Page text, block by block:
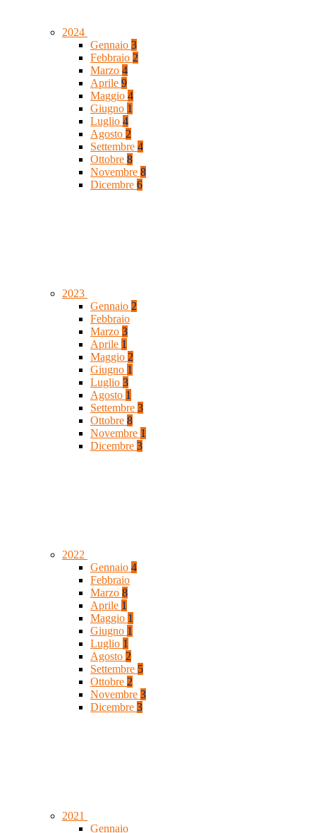
2024
Gennaio 3
Febbraio 2
Marzo 4
Aprile 9
Maggio 4
Giugno 1
Luglio 4
Agosto 2
Settembre 4
Ottobre 8
Novembre 8
Dicembre 6
2023
Gennaio 2
Febbraio
Marzo 3
Aprile 1
Maggio 2
Giugno 1
Luglio 3
Agosto 1
Settembre 3
Ottobre 8
Novembre 1
Dicembre 3
2022
Gennaio 4
Febbraio
Marzo 8
Aprile 1
Maggio 1
Giugno 1
Luglio 1
Agosto 2
Settembre 5
Ottobre 2
Novembre 3
Dicembre 3
2021
Gennaio